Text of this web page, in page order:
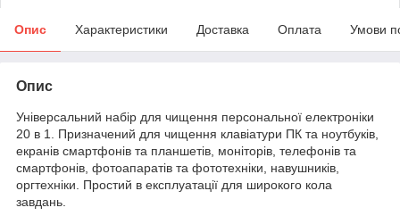
Опис Характеристики Доставка Оплата Умови
Опис
Універсальний набір для чищення персональної електроніки
20 в 1. Призначений для чищення клавіатури ПК та ноутбуків,
екранів смартфонів та планшетів, моніторів, телефонів та
смартфонів, фотоапаратів та фототехніки, навушників,
оргтехніки. Простий в експлуатації для широкого кола
завдань.